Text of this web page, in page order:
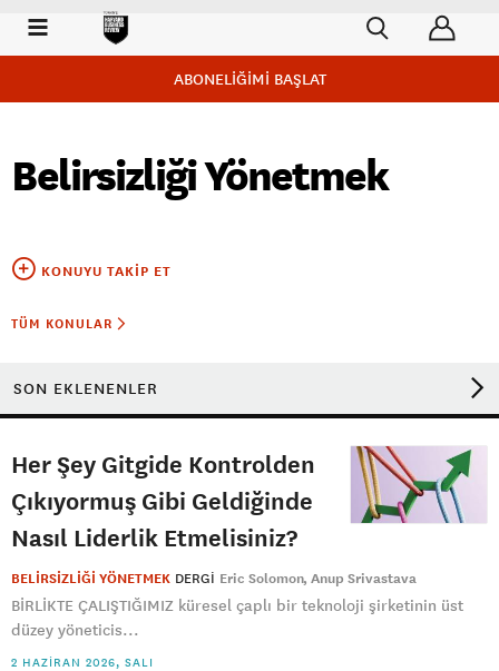
ABONELİĞİMİ BAŞLAT
Belirsizliği Yönetmek
KONUYU TAKIP ET
TÜM KONULAR
SON EKLENENLER
Her Şey Gitgide Kontrolden
Çıkıyormuş Gibi Geldiğinde
Nasıl Liderlik Etmelisiniz?
BELİRSİZLİĞİ YÖNETMEK DERGI Eric Solomon Anup Srivastava
BİRLİKTE ÇALIŞTIĞIMIZ küresel çaplı bir teknoloji şirketinin üst
düzey yöneticis...
2 HAZIRAN 2026, SALI